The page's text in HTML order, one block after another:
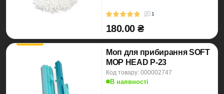
1
180.00 ₴
Моп для прибирання SOFT
MOP HEAD P-23
Код товару: 000002747
В наявності